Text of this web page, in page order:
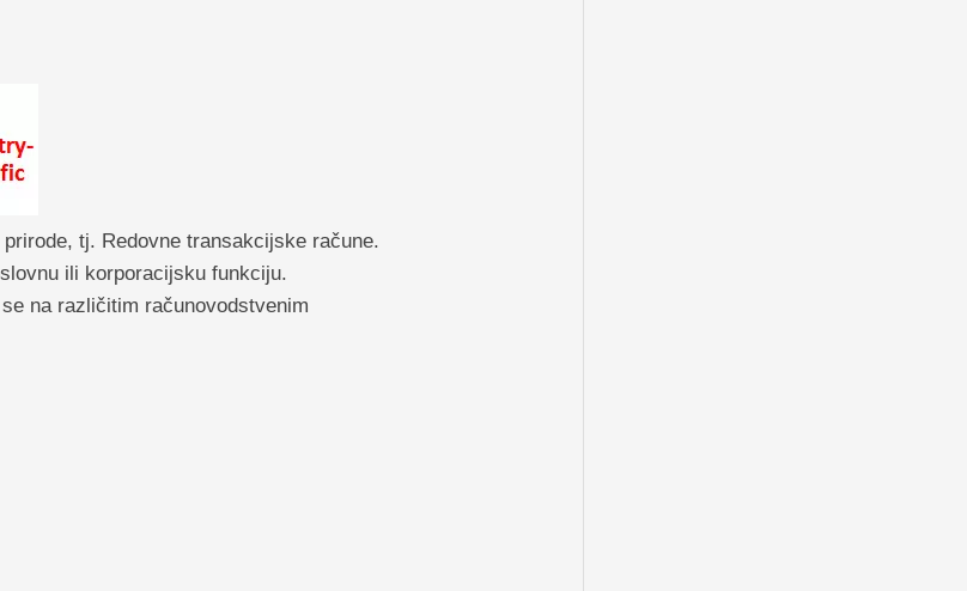
tj. Redovne transakcijske račune.
ili korporacijsku funkciju.
na različitim računovodstvenim